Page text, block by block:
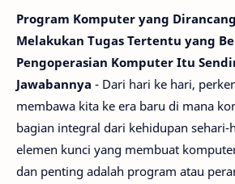
Program Komputer yang
Melakukan Tugas Tertentu yang
Pengoperasian Komputer Itu
Jawabannya - Dari hari ke hari,
membawa kita ke era baru di mana
bagian integral dari kehidupan sehari-
elemen kunci yang membuat
dan penting adalah program atau